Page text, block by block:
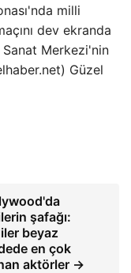
milli
dev ekranda
Merkezi'nin
Güzel
şafağı:
beyaz
en çok
aktörler →